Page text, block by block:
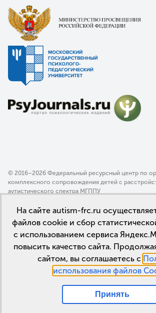
© 2016–2026 Федеральный ресурсный центр по
комплексного сопровождения детей с
аутистического спектра МГППУ
Политика конфиденциальности
Пользовательское соглашение
На сайте autism-frc.ru
файлов cookie и сбор
с использованием сервиса
повысить качество сайта.
сайтом, вы соглашаетесь с
использования файлов
Принять